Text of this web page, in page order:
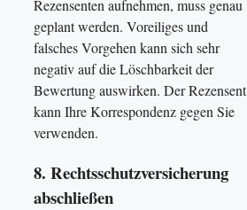
Rezensenten aufnehmen, muss genau
geplant werden. Voreiliges und
falsches Vorgehen kann sich sehr
negativ auf die Löschbarkeit der
Bewertung auswirken. Der Rezensent
kann Ihre Korrespondenz gegen Sie
verwenden.
8. Rechtsschutzversicherung
abschließen